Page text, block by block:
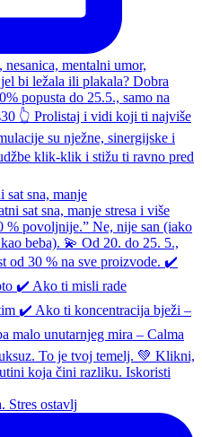
sna, manje
Stres ostavlj